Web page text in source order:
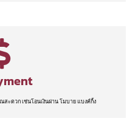
สะดวก เช่นโอนเงินผ่าน โมบาย แบงค์กิ้ง